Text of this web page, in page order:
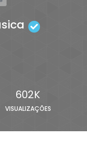
602K
VISUALIZAÇÕES